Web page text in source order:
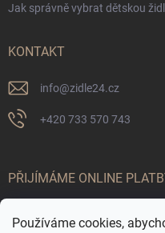
Používáme cookies,
Jak správně vybrat dětskou
KONTAKT
info@zidle24.cz
+420 733 570 743
PŘIJÍMÁME ONLINE